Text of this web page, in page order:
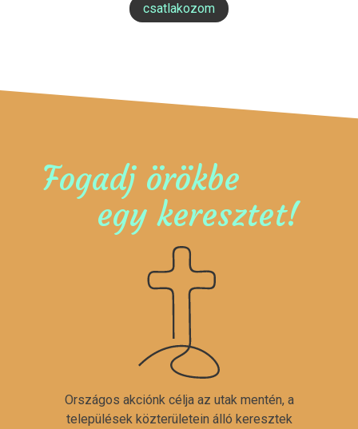
csatlakozom
Fogadj örökbe
egy keresztet!
Országos akciónk célja az utak mentén, a
települések közterületein álló keresztek